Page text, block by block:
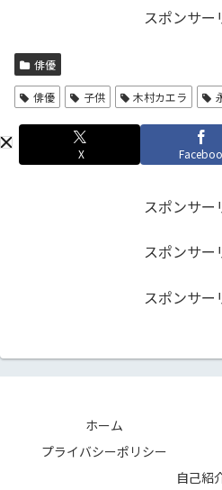
スポンサー
俳優
俳優 子供 木村カエラ
X
スポンサー
スポンサー
スポンサー
ホーム
プライバシーポリシー
自己紹